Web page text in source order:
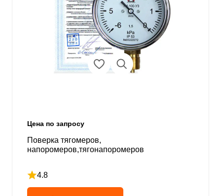
Цена по запросу
Поверка тягомеров,
напоромеров,тягонапоромеров
4.8
Рейтинг 4.8 из 5